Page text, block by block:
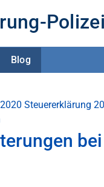
Blog
Steuererklärung